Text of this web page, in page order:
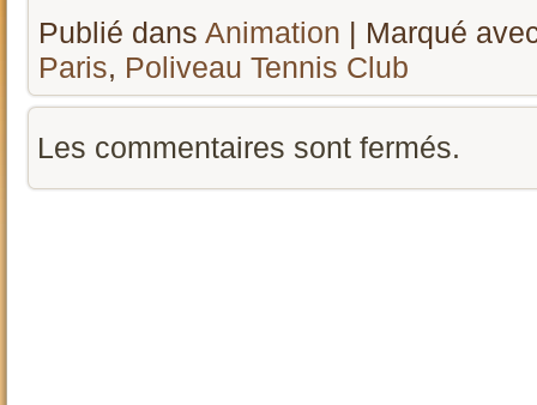
Publié dans Animation | Marqué
Paris, Poliveau Tennis Club
Les commentaires sont fermés.